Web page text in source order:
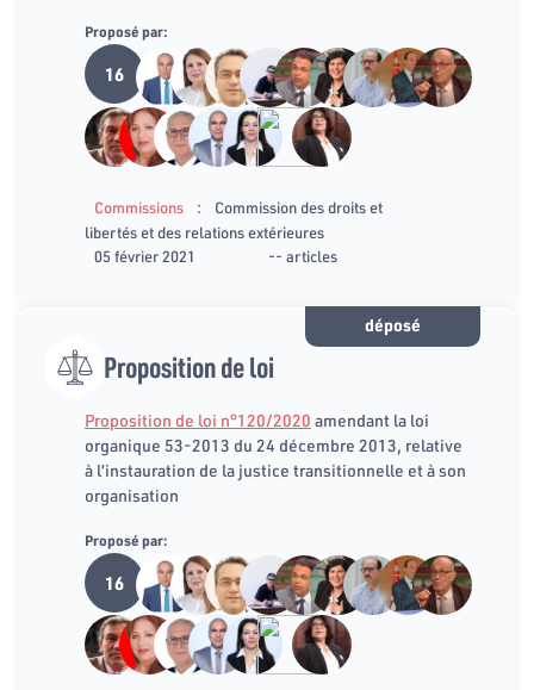
Proposé par:
16
Commissions :
Commission des droits et
libertés et des relations extérieures
05 février 2021
-- articles
déposé
Proposition de loi
Proposition de loi n°120/2020 amendant la loi
organique 53-2013 du 24 décembre 2013, relative
à l’instauration de la justice transitionnelle et à son
organisation
Proposé par:
16